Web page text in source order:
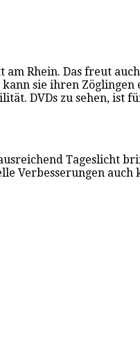
Rhein. Das freut
sie ihren Zöglingen
DVDs zu sehen, ist
Tageslicht
Verbesserungen